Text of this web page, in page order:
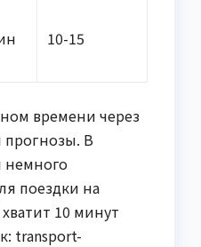
10-15
времени через
прогнозы. В
немного
поездки на
10 минут
transport-